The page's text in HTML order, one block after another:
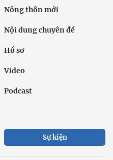
Nông thôn mới
Nội dung chuyên đề
Hồ sơ
Video
Podcast
Sự kiện